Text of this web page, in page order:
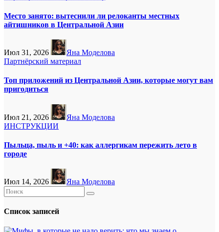
Место занято: вытеснили ли релоканты местных
айтишников в Центральной Азии
Июл 31, 2026
Яна Моделова
Партнёрский материал
Топ приложений из Центральной Азии, которые могут вам
пригодиться
Июл 21, 2026
Яна Моделова
ИНСТРУКЦИИ
Пыльца, пыль и +40: как аллергикам пережить лето в
городе
Июл 14, 2026 Яна Моделова
Список записей